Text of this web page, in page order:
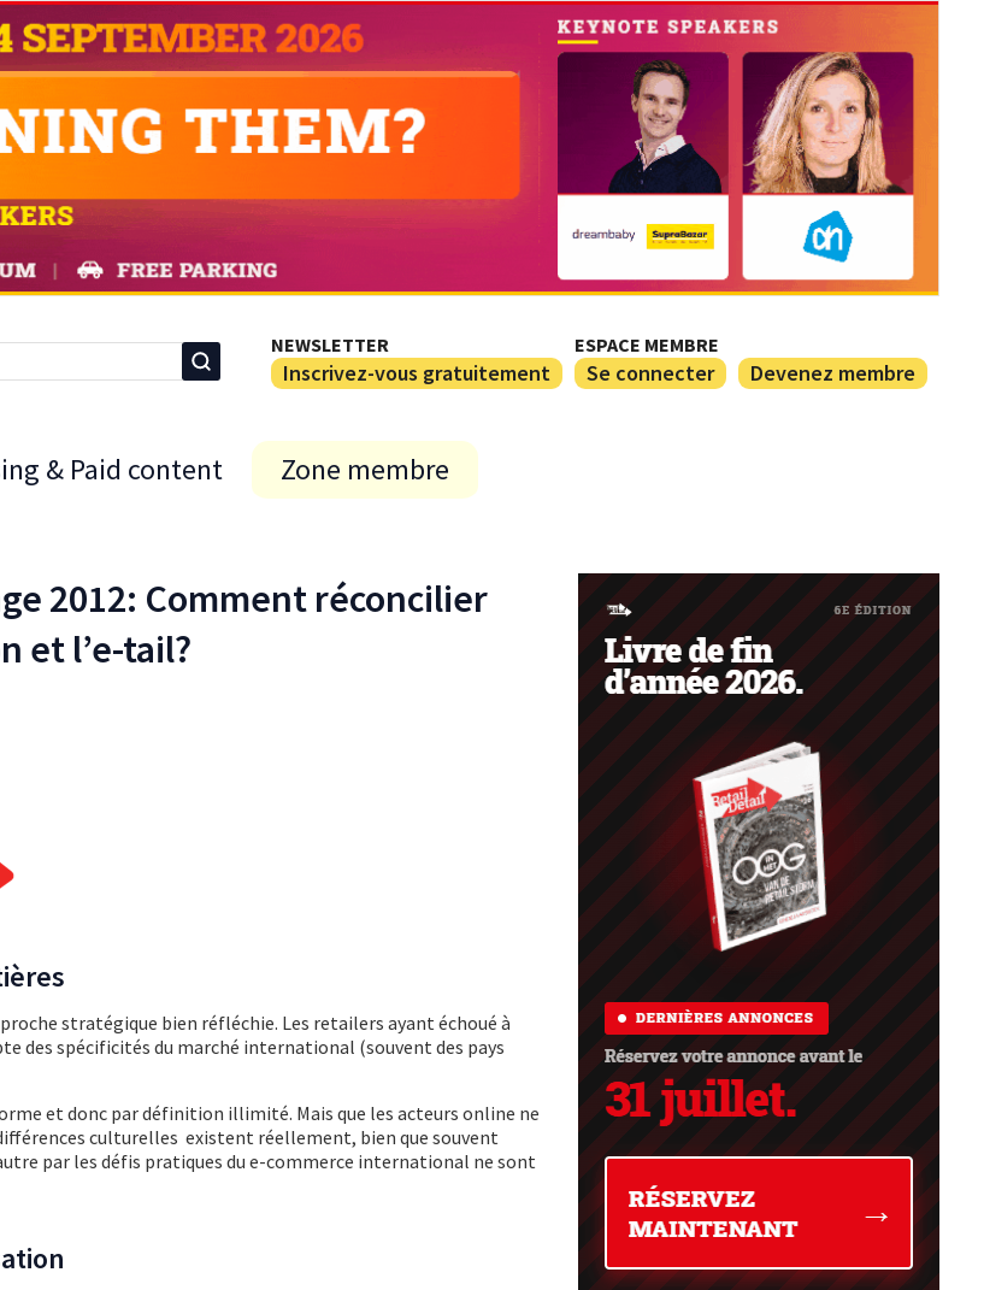
NEWSLETTER
Inscrivez-vous gratuitement
ESPACE MEMBRE
Se connecter Devenez membre
& Paid content Zone membre
2012: Comment réconcilier
et l’e-tail?
stratégique bien réfléchie. Les retailers ayant échoué à
des spécificités du marché international (souvent des pays
et donc par définition illimité. Mais que les acteurs online ne
culturelles existent réellement, bien que souvent
par les défis pratiques du e-commerce international ne sont